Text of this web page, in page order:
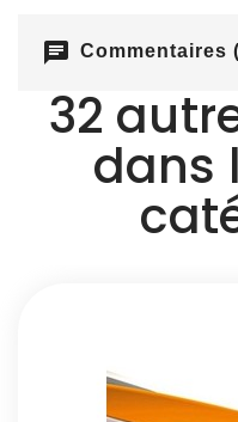
chat Commentaires
32
dans